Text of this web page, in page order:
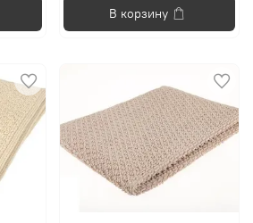
В корзину